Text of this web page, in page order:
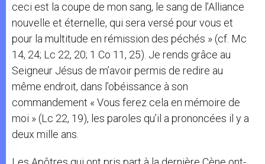
ceci est la coupe de mon sang, le sang de l’Alliance
nouvelle et éternelle, qui sera versé pour vous et
pour la multitude en rémission des péchés » (cf. Mc
14, 24; Lc 22, 20; 1 Co 11, 25). Je rends grâce au
Seigneur Jésus de m’avoir permis de redire au
même endroit, dans l’obéissance à son
commandement « Vous ferez cela en mémoire de
moi » (Lc 22, 19), les paroles qu’il a prononcées il y a
deux mille ans.